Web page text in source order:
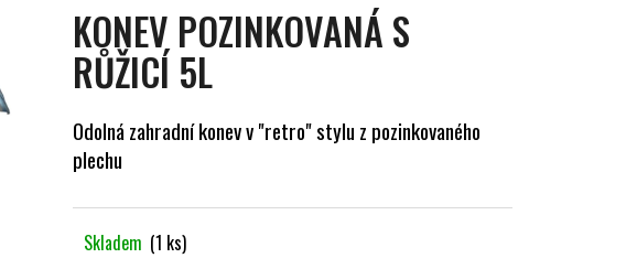
KONEV POZINKOVANÁ S
RŮŽICÍ 5L
Odolná zahradní konev v "retro" stylu z pozinkovaného
plechu
Skladem (1 ks)